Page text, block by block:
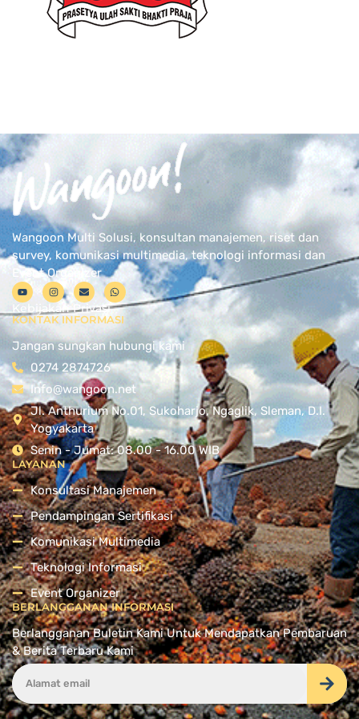
Wangoon Multi Solusi, konsultan manajemen, riset dan
survey, komunikasi multimedia, teknologi informasi dan
Event Organizer
Kebijakan Privasi
KONTAK INFORMASI
Jangan sungkan hubungi kami
0274 2874726
Info@wangoon.net
Jl. Anthurium No.01, Sukoharjo, Ngaglik, Sleman, D.I.
Yogyakarta
Senin - Jumat: 08.00 - 16.00 WIB
LAYANAN
Konsultasi Manajemen
Pendampingan Sertifikasi
Komunikasi Multimedia
Teknologi Informasi
Event Organizer
BERLANGGANAN INFORMASI
Berlangganan Buletin Kami Untuk Mendapatkan Pembaruan
& Berita Terbaru Kami